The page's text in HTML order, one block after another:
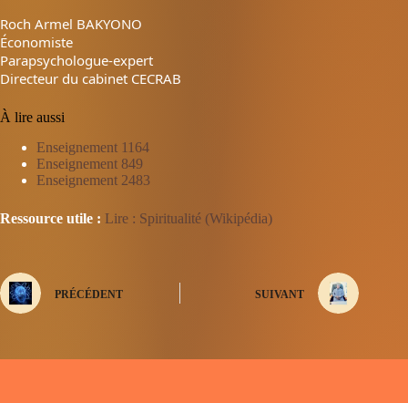
Roch Armel BAKYONO
Économiste
Parapsychologue-expert
Directeur du cabinet CECRAB
À lire aussi
Enseignement 1164
Enseignement 849
Enseignement 2483
Ressource utile : Lire : Spiritualité (Wikipédia)
PRÉCÉDENT SUIVANT